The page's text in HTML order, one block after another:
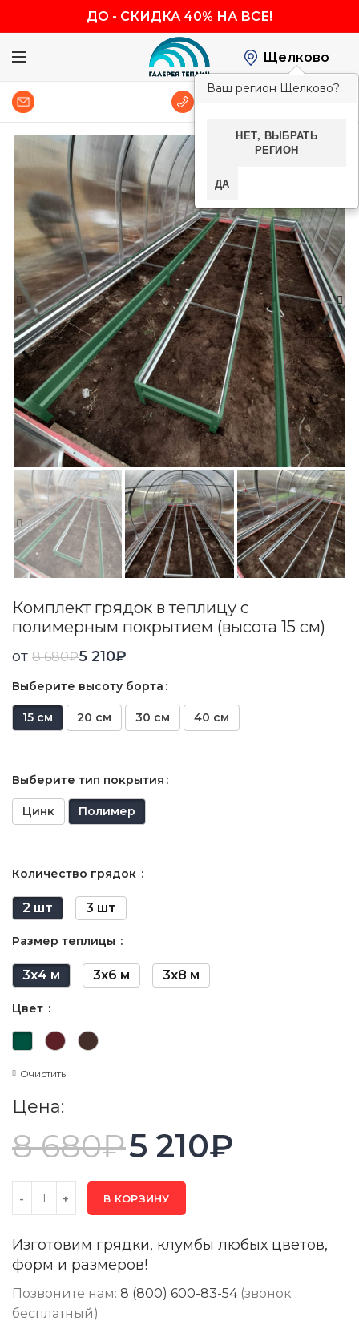
ДО - СКИДКА 40% НА ВСЕ!
Щелково
Ваш регион Щелково?
НЕТ, ВЫБРАТЬ
РЕГИОН
ДА
Комплект грядок в теплицу с
полимерным покрытием (высота 15 см)
от 8 680₽5 210₽
Выберите высоту борта
15 см 20 см 30 см 40 см
Выберите тип покрытия
Цинк Полимер
Количество грядок
2 шт 3 шт
Размер теплицы
3х4 м 3х6 м 3х8 м
Цвет
Очистить
Цена:
8 680₽5 210₽
В КОРЗИНУ
Изготовим грядки, клумбы любых цветов,
форм и размеров!
Позвоните нам: 8 (800) 600-83-54(звонок
бесплатный)